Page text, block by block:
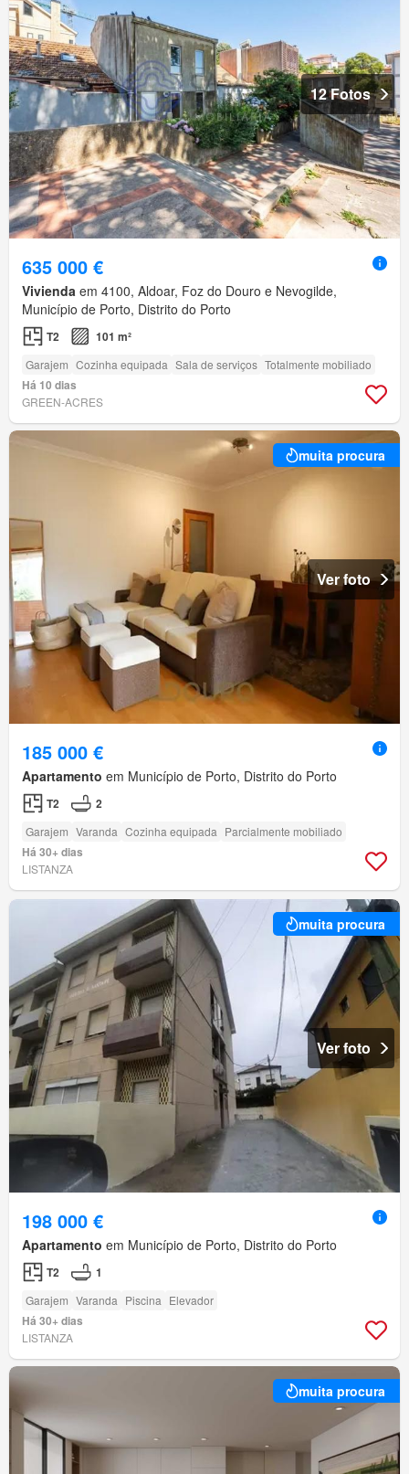
12 Fotos
635 000 €
Vivienda em 4100, Aldoar, Foz do Douro e Nevogilde,
Município de Porto, Distrito do Porto
T2 101 m²
Garajem Cozinha equipada Sala de serviços Totalmente mobiliado
Há 10 dias
GREEN-ACRES
muita procura
Ver foto
185 000 €
Apartamento em Município de Porto, Distrito do Porto
T2 2
Garajem Varanda Cozinha equipada Parcialmente mobiliado
Há 30+ dias
LISTANZA
muita procura
Ver foto
198 000 €
Apartamento em Município de Porto, Distrito do Porto
T2 1
Garajem Varanda Piscina Elevador
Há 30+ dias
LISTANZA
muita procura